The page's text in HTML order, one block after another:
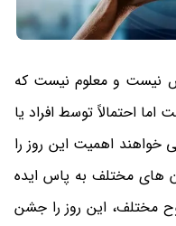
نیست و معلوم نیست که
احتمالاً توسط افراد یا
اهمیت این روز را
های مختلف به پاس ایده
مختلف، این روز را جشن